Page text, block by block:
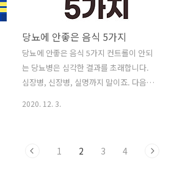
역 질환으로 이어질 수 있습니다. 목표는
이러한 질병과 감염을 예방하기 위해 면
역 반응의 균형을 맞추는 것입니다. 식단
을 포함한 건강한 생활 방식의 변화는 면
역 건강을 향상시킬 수 있습니다. 사람들
은 또한 비타민, 허브 및 기타식이 보조제
당뇨에 안좋은 음식 5가지
당뇨에 안좋은 음식 5가지 컨트롤이 안되
는 당뇨병은 심각한 결과를 초래합니다.
심장병, 신장병, 실명까지 말이죠. 다음에
선택입니다. 당뇨를 앓고 있는 사람들에
2020. 12. 3.
1 2 3 4